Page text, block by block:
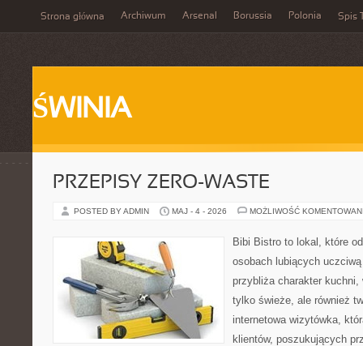
Strona główna Archiwum Arsenal Borussia Polonia Spis
ŚWINIA
PRZEPISY ZERO-WASTE
POSTED BY ADMIN MAJ - 4 - 2026 MOŻLIWOŚĆ
Bibi Bistro to lokal, które
osobach lubiących
przybliża charakter
tylko świeże, ale również
internetowa wizytówka,
klientów, poszukujących